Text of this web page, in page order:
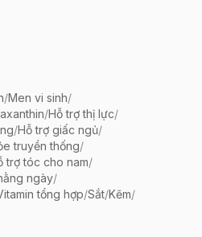
/Men vi sinh/
/Hỗ trợ thị lực/
/Hỗ trợ giấc ngủ/
truyền thống/
trợ tóc cho nam/
ngày/
tổng hợp/Sắt/Kẽm/